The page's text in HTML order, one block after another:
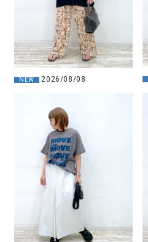
NEW 2026/08/08